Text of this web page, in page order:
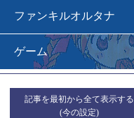
ファンキルオルタナ
ゲーム
記事を最初から全て表示する